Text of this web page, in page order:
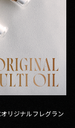
リジナルフレグラン